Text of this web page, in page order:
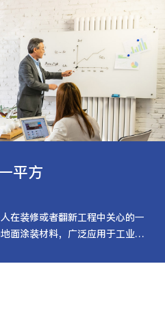
平方
在装修或者翻新工程中关心的一
面涂装材料，广泛应用于工业厂